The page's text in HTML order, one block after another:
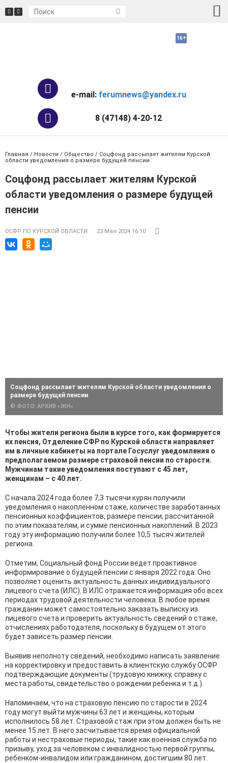
e-mail: ferumnews@yandex.ru
8 (47148) 4-20-12
Главная / Новости / Общество / Соцфонд рассылает жителям Курской
области уведомления о размере будущей пенсии
Соцфонд рассылает жителям Курской
области уведомления о размере будущей
пенсии
ОСФР ПО КУРСКОЙ ОБЛАСТИ 23 Мая 2024 16:10
Соцфонд рассылает жителям Курской области уведомления о
размере будущей пенсии
© ФОТО: АРХИВ «ЖН»
Чтобы жители региона были в курсе того, как формируется
их пенсия, Отделение СФР по Курской области направляет
им в личные кабинеты на портале Госуслуг уведомления о
предполагаемом размере страховой пенсии по старости.
Мужчинам такие уведомления поступают с 45 лет,
женщинам – с 40 лет.
С начала 2024 года более 7,3 тысячи курян получили
уведомления о накопленном стаже, количестве заработанных
пенсионных коэффициентов, размере пенсии, рассчитанной
по этим показателям, и сумме пенсионных накоплений. В 2023
году эту информацию получили более 10,5 тысяч жителей
региона.
Отметим, Социальный фонд России ведет проактивное
информирование о будущей пенсии с января 2022 года. Оно
позволяет оценить актуальность данных индивидуального
лицевого счета (ИЛС). В ИЛС отражается информация обо всех
периодах трудовой деятельности человека. В любое время
гражданин может самостоятельно заказать выписку из
лицевого счета и проверить актуальность сведений о стаже,
отчислениях работодателя, поскольку в будущем от этого
будет зависеть размер пенсии.
Выявив неполноту сведений, необходимо написать заявление
на корректировку и предоставить в клиентскую службу ОСФР
подтверждающие документы (трудовую книжку, справку с
места работы, свидетельство о рождении ребенка и т.д.).
Напоминаем, что на страховую пенсию по старости в 2024
году могут выйти мужчины 63 лет и женщины, которым
исполнилось 58 лет. Страховой стаж при этом должен быть не
менее 15 лет. В него засчитывается время официальной
работы и нестраховые периоды, такие как военная служба по
призыву, уход за человеком с инвалидностью первой группы,
ребенком-инвалидом или гражданином, достигшим 80 лет.